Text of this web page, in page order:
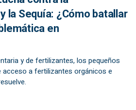
la Sequía: ¿Cómo batallar
en
y de fertilizantes, los pequeños
acceso a fertilizantes orgánicos e